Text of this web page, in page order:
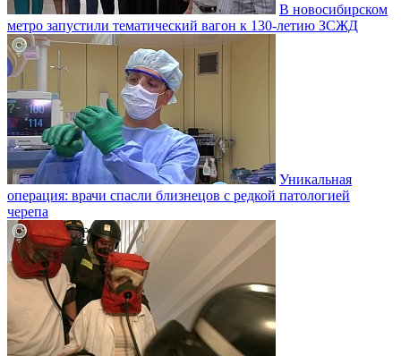
В новосибирском
метро запустили тематический вагон к 130-летию ЗСЖД
Уникальная
операция: врачи спасли близнецов с редкой патологией
черепа